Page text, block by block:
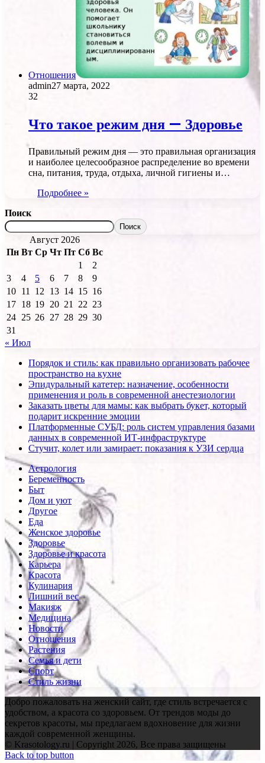
Отношения
admin27 марта, 2022
32
Что такое режим дня — Здоровье
Правильный режим дня — это правильная организация
и наиболее целесообразное распределение во времени
сна, питания, труда, отдыха, личной гигиены и…
Подробнее »
Поиск
Поиск
Август 2026
Пн Вт Ср Чт Пт Сб Вс
1
2
3
4 5 6 7 8
9
10 11 12 13 14 15 16
17 18 19 20 21 22 23
24 25 26 27 28 29 30
31
« Июл
Порядок и стиль: как правильно организовать рабочее
пространство на кухне
Эпидуральный катетер: назначение, особенности
применения и роль в современной анестезиологии
Заказать цветы для мамы: как выбрать букет, который
подарит искренние эмоции
Платформенные СУБД: роль систем управления базами
данных в современной ИТ-инфраструктуре
Стучит, колет или замирает: показания к УЗИ сердца
Астрология
Беременность
Быт
Дом и уют
Другое
Еда
Женское здоровье
Здоровье
Здоровье и красота
Карьера
Красота
Кулинария
Лишний вес
Макияж
Медицина
Новости
Отношения
Растения
Семья и дети
Спорт
Стиль жизни
Добро пожаловать на женский сайт, где стиль встречается с
удобством, а красота со здоровьем. От трендов моды до
секретов красоты, мы предлагаем вдохновение для жизни
каждой современной женщины.
© Krasotology.ru | Copyright 2026, Все права защищены
Back to top button